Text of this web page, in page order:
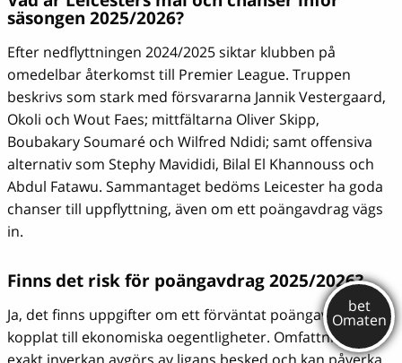
säsongen 2025/2026?
Efter nedflyttningen 2024/2025 siktar klubben på
omedelbar återkomst till Premier League. Truppen
beskrivs som stark med försvararna Jannik Vestergaard,
Okoli och Wout Faes; mittfältarna Oliver Skipp,
Boubakary Soumaré och Wilfred Ndidi; samt offensiva
alternativ som Stephy Mavididi, Bilal El Khannouss och
Abdul Fatawu. Sammantaget bedöms Leicester ha goda
chanser till uppflyttning, även om ett poängavdrag vägs
in.
Finns det risk för poängavdrag 2025/2026?
Ja, det finns uppgifter om ett förväntat poängavdrag
kopplat till ekonomiska oegentligheter. Omfattning och